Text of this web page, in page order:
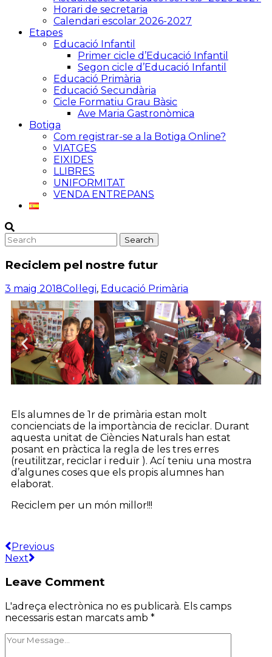
Horari de secretaria
Calendari escolar 2026-2027
Etapes
Educació Infantil
Primer cicle d’Educació Infantil
Segon cicle d’Educació Infantil
Educació Primària
Educació Secundària
Cicle Formatiu Grau Bàsic
Ave Maria Gastronòmica
Botiga
Com registrar-se a la Botiga Online?
VIATGES
EIXIDES
LLIBRES
UNIFORMITAT
VENDA ENTREPANS
Reciclem pel nostre futur
3 maig 2018Col·legi, Educació Primària
Els alumnes de 1r de primària estan molt
concienciats de la importància de reciclar. Durant
aquesta unitat de Ciències Naturals han estat
posant en pràctica la regla de les tres erres
(reutilitzar, reciclar i reduïr ). Ací teniu una mostra
d’algunes coses que els propis alumnes han
elaborat.
Reciclem per un món millor!!!
Previous
Next
Leave Comment
L'adreça electrònica no es publicarà. Els camps
necessaris estan marcats amb *